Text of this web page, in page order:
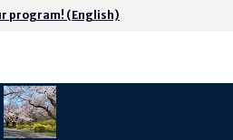
program! (English)